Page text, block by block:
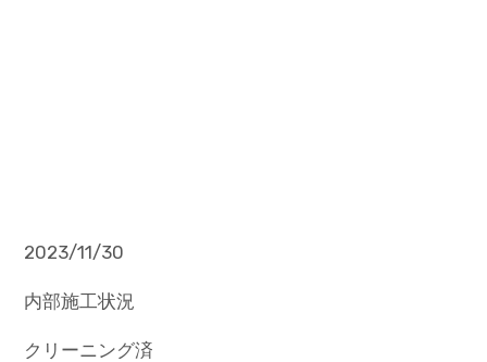
2023/11/30
内部施工状況
クリーニング済